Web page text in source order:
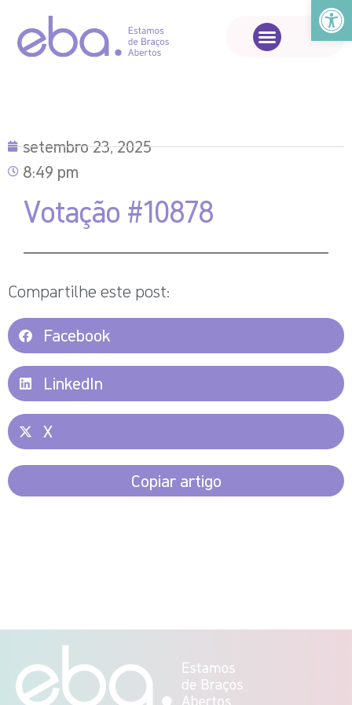
Abrir
setembro 23, 2025
8:49 pm
Votação #10878
Compartilhe este post:
Facebook
LinkedIn
X
Copiar artigo